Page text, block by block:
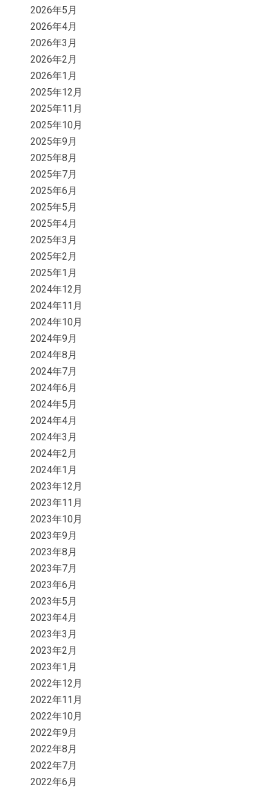
2026年5月
2026年4月
2026年3月
2026年2月
2026年1月
2025年12月
2025年11月
2025年10月
2025年9月
2025年8月
2025年7月
2025年6月
2025年5月
2025年4月
2025年3月
2025年2月
2025年1月
2024年12月
2024年11月
2024年10月
2024年9月
2024年8月
2024年7月
2024年6月
2024年5月
2024年4月
2024年3月
2024年2月
2024年1月
2023年12月
2023年11月
2023年10月
2023年9月
2023年8月
2023年7月
2023年6月
2023年5月
2023年4月
2023年3月
2023年2月
2023年1月
2022年12月
2022年11月
2022年10月
2022年9月
2022年8月
2022年7月
2022年6月